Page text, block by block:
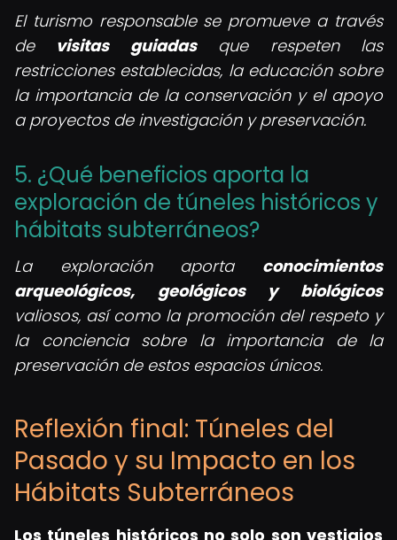
El turismo responsable se promueve a través
de visitas guiadasque respeten las
restricciones establecidas, la educación sobre
la importancia de la conservación y el apoyo
a proyectos de investigación y preservación.
5. ¿Qué beneficios aporta la
exploración de túneles históricos y
hábitats subterráneos?
La exploración aporta conocimientos
arqueológicos, geológicos y biológicos
valiosos, así como la promoción del respeto y
la conciencia sobre la importancia de la
preservación de estos espacios únicos.
Reflexión final: Túneles del
Pasado y su Impacto en los
Hábitats Subterráneos
Los túneles históricos no solo son vestigios